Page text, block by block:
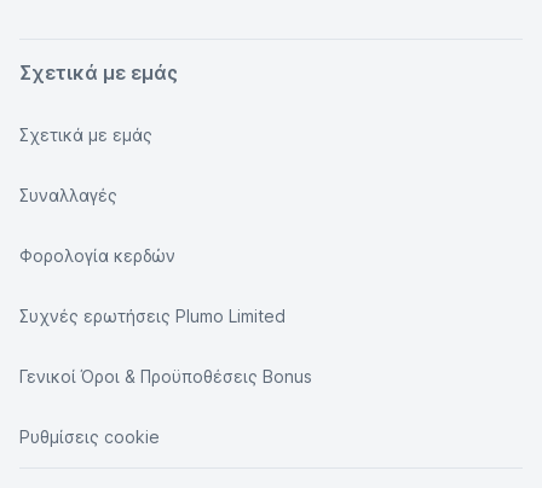
Σχετικά με εμάς
Σχετικά με εμάς
Συναλλαγές
Φορολογία κερδών
Συχνές ερωτήσεις Plumo Limited
Γενικοί Όροι & Προϋποθέσεις Bonus
Ρυθμίσεις cookie